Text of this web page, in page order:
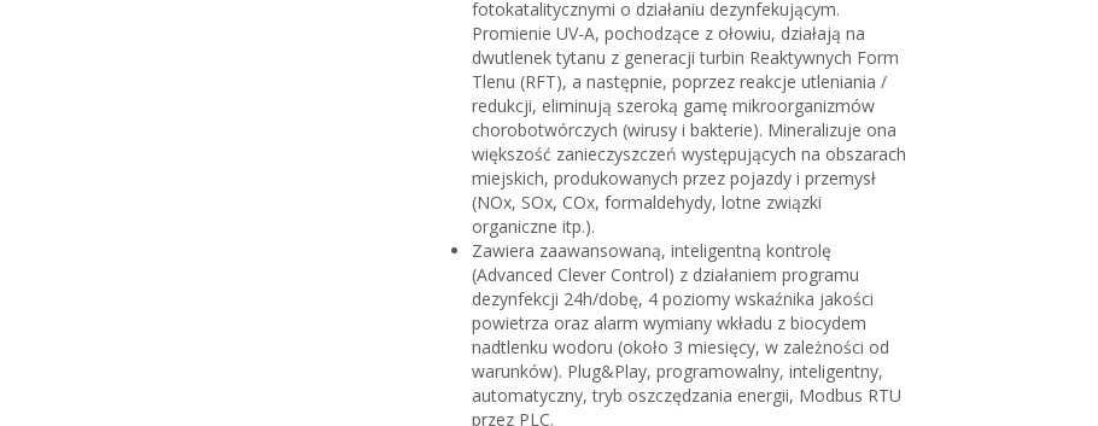
fotokatalitycznymi o działaniu dezynfekującym.
Promienie UV-A, pochodzące z ołowiu, działają na
dwutlenek tytanu z generacji turbin Reaktywnych Form
Tlenu (RFT), a następnie, poprzez reakcje utleniania /
redukcji, eliminują szeroką gamę mikroorganizmów
chorobotwórczych (wirusy i bakterie). Mineralizuje ona
większość zanieczyszczeń występujących na obszarach
miejskich, produkowanych przez pojazdy i przemysł
(NOx, SOx, COx, formaldehydy, lotne związki
organiczne itp.).
Zawiera zaawansowaną, inteligentną kontrolę
(Advanced Clever Control) z działaniem programu
dezynfekcji 24h/dobę, 4 poziomy wskaźnika jakości
powietrza oraz alarm wymiany wkładu z biocydem
nadtlenku wodoru (około 3 miesięcy, w zależności od
warunków). Plug&Play, programowalny, inteligentny,
automatyczny, tryb oszczędzania energii, Modbus RTU
przez PLC.